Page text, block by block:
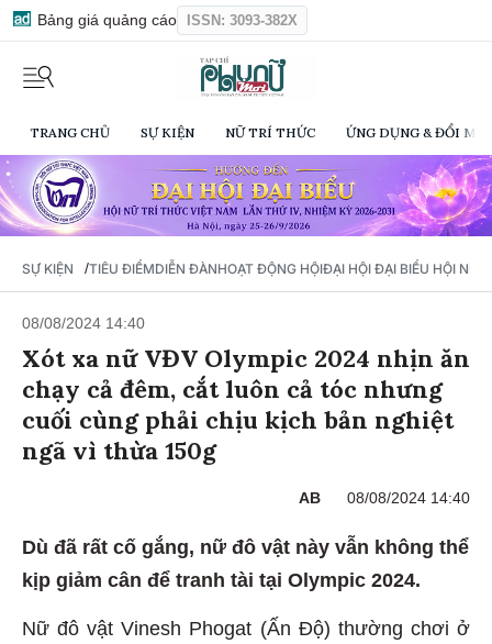
Bảng giá quảng cáo ISSN: 3093-382X
TRANG CHỦ SỰ KIỆN NỮ TRÍ THỨC ỨNG DỤNG & ĐỔI
SỰ KIỆN /TIÊU ĐIỂMDIỄN ĐÀNHOẠT ĐỘNG HỘIĐẠI HỘI ĐẠI BIỂU HỘI NỮ
08/08/2024 14:40
Xót xa nữ VĐV Olympic 2024 nhịn ăn
chạy cả đêm, cắt luôn cả tóc nhưng
cuối cùng phải chịu kịch bản nghiệt
ngã vì thừa 150g
AB 08/08/2024 14:40
Dù đã rất cố gắng, nữ đô vật này vẫn không thể
kịp giảm cân để tranh tài tại Olympic 2024.
Nữ đô vật Vinesh Phogat (Ấn Độ) thường chơi ở